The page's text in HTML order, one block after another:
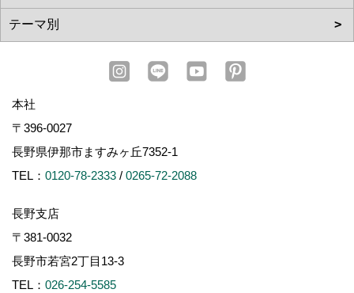
本社
〒396-0027
長野県伊那市ますみヶ丘7352-1
TEL： 0120-78-2333 / 0265-72-2088
長野支店
〒381-0032
長野市若宮2丁目13-3
TEL： 026-254-5585